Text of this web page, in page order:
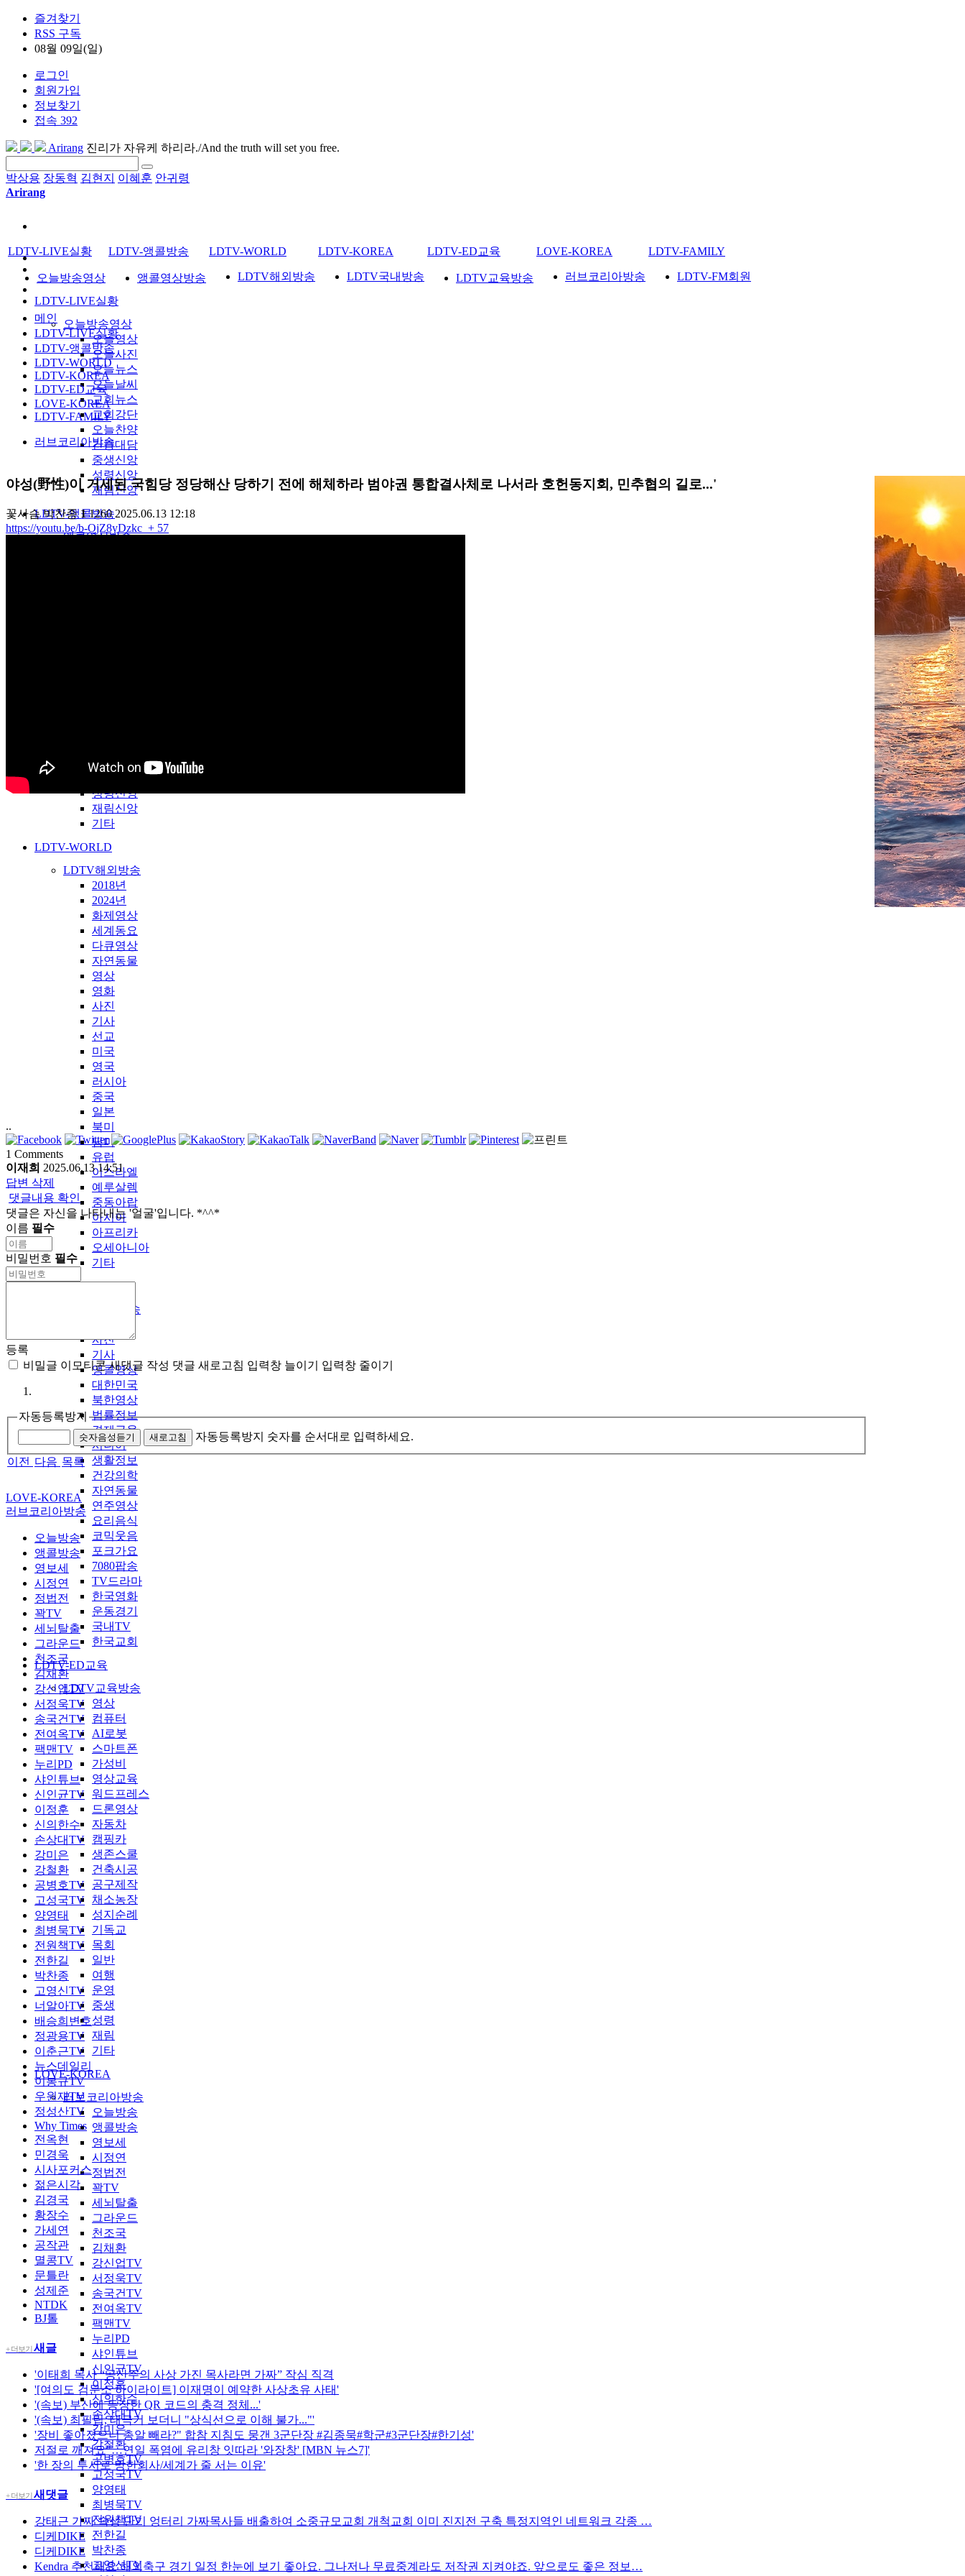
즐겨찾기
RSS 구독
08월 09일(일)
로그인
회원가입
정보찾기
접속 392
Arirang 진리가 자유케 하리라./And the truth will set you free.
박상용 장동혁 김현지 이혜훈 안귀령
Arirang
LDTV-LIVE실황
오늘방송영상
오늘영상
오늘사진
오늘뉴스
오늘날씨
교회뉴스
교회강단
오늘찬양
간증대담
중생신앙
성령신앙
재림신앙
LDTV-앵콜방송
앵콜영상방송
앵콜연주
성령신앙
재림신앙
기타
LDTV-WORLD
LDTV해외방송
2018년
2024년
화제영상
세계동요
다큐영상
자연동물
영상
영화
사진
기사
선교
미국
영국
러시아
중국
일본
북미
남미
유럽
이스라엘
예루살렘
중동아랍
아시아
아프리카
오세아니아
기타
LDTV-KOREA
LDTV국내방송
사진
기사
앵콜영상
대한민국
북한영상
법률정보
경제금융
시니어
생활정보
건강의학
자연동물
연주영상
요리음식
코믹웃음
포크가요
7080팝송
TV드라마
한국영화
운동경기
국내TV
한국교회
LDTV-ED교육
LDTV교육방송
영상
컴퓨터
AI로봇
스마트폰
가성비
영상교육
워드프레스
드론영상
자동차
캠핑카
생존스쿨
건축시공
공구제작
채소농장
성지순례
기독교
목회
일반
여행
운영
중생
성령
재림
기타
LOVE-KOREA
러브코리아방송
오늘방송
앵콜방송
영보세
시정연
정법전
꽉TV
세뇌탈출
그라운드
천조국
김채환
강신업TV
서정욱TV
송국건TV
전여옥TV
팩맨TV
누리PD
샤인튜브
신인균TV
이정훈
신의한수
손상대TV
강미은
강철환
공병호TV
고성국TV
양영태
최병묵TV
전원책TV
전한길
박찬종
고영신TV
LDTV-LIVE실황
오늘방송영상
LDTV-앵콜방송
앵콜영상방송
LDTV-WORLD
LDTV해외방송
LDTV-KOREA
LDTV국내방송
LDTV-ED교육
LDTV교육방송
LOVE-KOREA
러브코리아방송
LDTV-FAMILY
LDTV-FM회원
메인
LDTV-LIVE실황
LDTV-앵콜방송
LDTV-WORLD
LDTV-KOREA
LDTV-ED교육
LOVE-KOREA
LDTV-FAMILY
러브코리아방송
야성(野性)이 거세된 국힘당 정당해산 당하기 전에 해체하라 범야권 통합결사체로 나서라 호헌동지회, 민추협의 길로...'
꽃사슴 박찬종1 12602025.06.13 12:18
https://youtu.be/b-OjZ8yDzkc + 57
..
1 Comments
이재희 2025.06.13 14:51
답변 삭제
댓글내용 확인
댓글은 자신을 나타내는 '얼굴'입니다. *^^*
이름 필수
비밀번호 필수
등록
비밀글 이모티콘 새댓글 작성 댓글 새로고침 입력창 늘이기 입력창 줄이기
자동등록방지
숫자음성듣기 새로고침 자동등록방지 숫자를 순서대로 입력하세요.
이전 다음 목록
LOVE-KOREA
러브코리아방송
오늘방송
앵콜방송
영보세
시정연
정법전
꽉TV
세뇌탈출
그라운드
천조국
김채환
강신업TV
서정욱TV
송국건TV
전여옥TV
팩맨TV
누리PD
샤인튜브
신인균TV
이정훈
신의한수
손상대TV
강미은
강철환
공병호TV
고성국TV
양영태
최병묵TV
전원책TV
전한길
박찬종
고영신TV
너알아TV
배승희변호
정광용TV
이춘근TV
뉴스데일리
이봉규TV
우원재TV
정성산TV
Why Times
전옥현
민경욱
시사포커스
젊은시각
김경국
황장수
가세연
공작관
멸콩TV
문틀란
성제준
NTDK
BJ톨
+ 더보기새글
'이태희 목사 “공산주의 사상 가진 목사라면 가짜” 작심 직격
'[여의도 검문소 하이라이트] 이재명이 예약한 사상초유 사태'
'(속보) 부산에 등장한 QR 코드의 충격 정체...'
'(속보) 최필립, 태극기 보더니 "상식선으로 이해 불가..."'
'장비 좋아졌으니 총알 빼라?" 합참 지침도 뭉갠 3군단장 #김종묵#학군#3군단장#한기성'
저절로 깨져요"…연일 폭염에 유리창 잇따라 '와장창' [MBN 뉴스7]'
'한 장의 투서로 망한회사/세계가 줄 서는 이유'
+ 더보기새댓글
강태근 가짜 속성 단기 엉터리 가짜목사들 배출하여 소중규모교회 개척교회 이미 진지전 구축 특정지역인 네트워크 각종 …
디케DIKE
디케DIKE
Kendra 추천해요 해외축구 경기 일정 한눈에 보기 좋아요. 그나저나 무료중계라도 저작권 지켜야죠. 앞으로도 좋은 정보…